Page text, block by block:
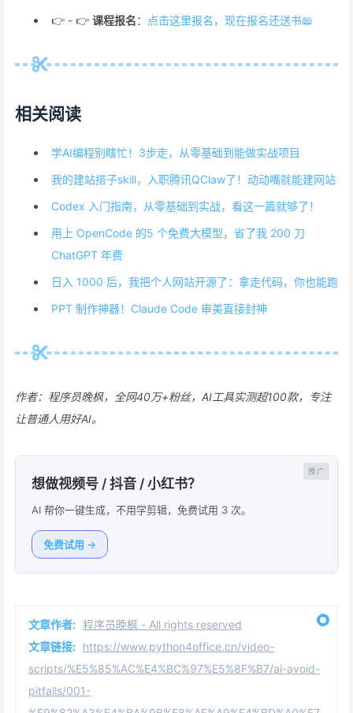
👉 - 👉 课程报名： 点击这里报名，现在报名还送书📖
相关阅读
学AI编程别瞎忙！3步走，从零基础到能做实战项目
我的建站搭子skill，入职腾讯QClaw了！动动嘴就能建网站
Codex 入门指南，从零基础到实战，看这一篇就够了！
用上 OpenCode 的5 个免费大模型，省了我 200 刀
ChatGPT 年费
日入 1000 后，我把个人网站开源了：拿走代码，你也能跑
PPT 制作神器！Claude Code 审美直接封神
作者：程序员晚枫，全网40万+粉丝，AI工具实测超100款，专注
让普通人用好AI。
想做视频号 / 抖音 / 小红书？
AI 帮你一键生成，不用学剪辑，免费试用 3 次。
免费试用 →
文章作者: 程序员晚枫 - All rights reserved
文章链接: https://www.python4office.cn/video-
scripts/%E5%85%AC%E4%BC%97%E5%8F%B7/ai-avoid-
pitfalls/001-